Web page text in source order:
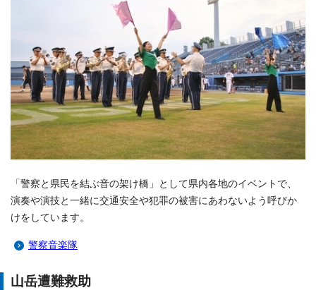
「警察と県民を結ぶ音の架け橋」として県内各地のイベントで、
演奏や演技と一緒に交通安全や犯罪の被害にあわないよう呼びか
けをしています。
警察音楽隊
山岳遭難救助